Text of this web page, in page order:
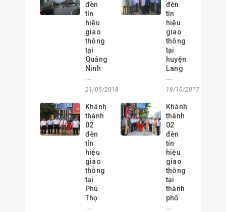
đèn
tín
hiệu
giao
thông
tại
Quảng
Ninh
...
21/05/2018
đèn
tín
hiệu
giao
thông
tại
huyện
Lang
...
18/10/2017
Khánh
thành
02
đèn
tín
hiệu
giao
thông
tại
Phú
Thọ
...
Khánh
thành
02
đèn
tín
hiệu
giao
thông
tại
thành
phố
...